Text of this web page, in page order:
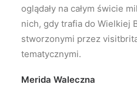
oglądały na całym świcie
nich, gdy trafia do Wielkiej
stworzonymi przez
tematycznymi.
Merida Waleczna